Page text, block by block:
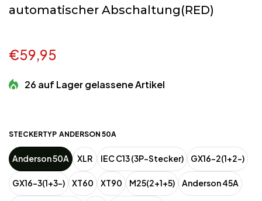
automatischer Abschaltung(RED)
€59,95
26 auf Lager gelassene Artikel
STECKERTYP ANDERSON 50A
Anderson 50A XLR IEC C13 (3P-Stecker) GX16-2(1+2-)
GX16-3(1+3-) XT60 XT90 M25(2+1+5) Anderson 45A